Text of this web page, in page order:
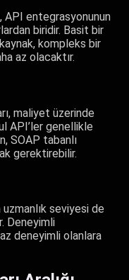
API entegrasyonunun
biridir. Basit bir
kompleks bir
az olacaktır.
maliyet üzerinde
API’ler genellikle
SOAP tabanlı
gerektirebilir.
seviyesi de
Deneyimli
deneyimli olanlara